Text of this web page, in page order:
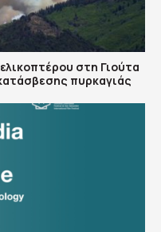
στη Γιούτα
πυρκαγιάς